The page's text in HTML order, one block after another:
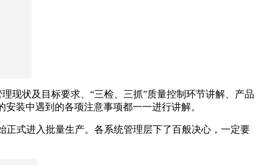
现状及目标要求、“三检、三抓”质量控制环节讲解、产品
装中遇到的各项注意事项都一一进行讲解。
正式进入批量生产。各系统管理层下了百般决心，一定要